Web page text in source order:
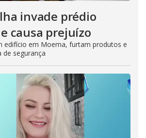
invade prédio
causa prejuízo
edifício em Moema, furtam produtos e
de segurança